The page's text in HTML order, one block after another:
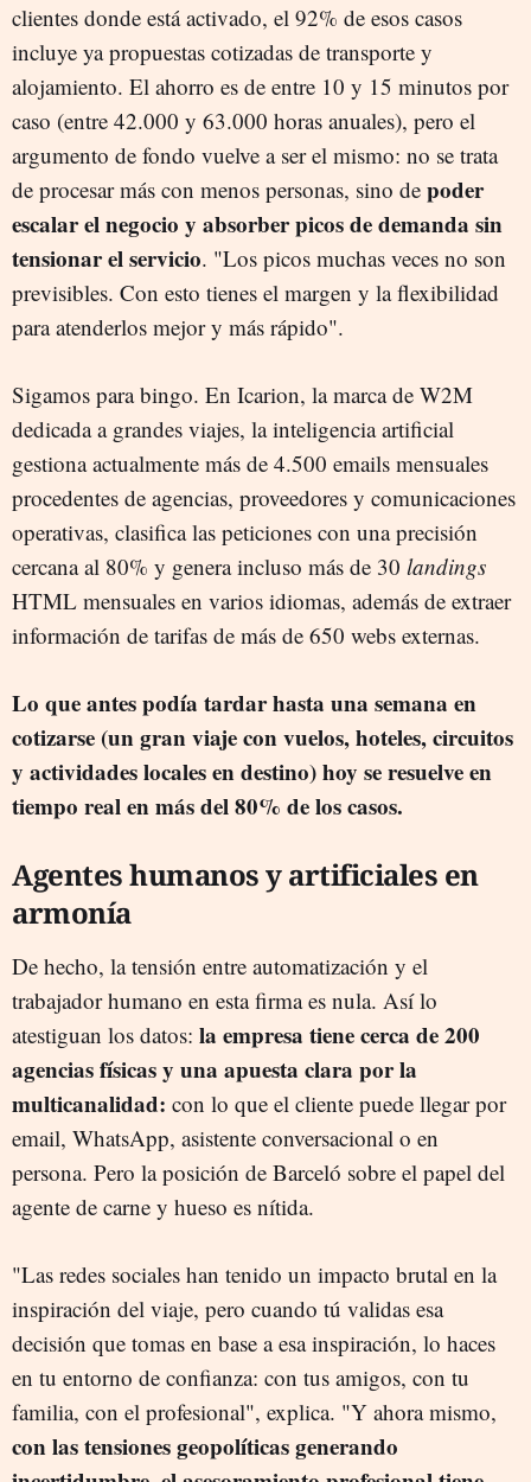
clientes donde está activado, el 92% de esos casos
incluye ya propuestas cotizadas de transporte y
alojamiento. El ahorro es de entre 10 y 15 minutos por
caso (entre 42.000 y 63.000 horas anuales), pero el
argumento de fondo vuelve a ser el mismo: no se trata
de procesar más con menos personas, sino de poder
escalar el negocio y absorber picos de demanda sin
tensionar el servicio. "Los picos muchas veces no son
previsibles. Con esto tienes el margen y la flexibilidad
para atenderlos mejor y más rápido".
Sigamos para bingo. En Icarion, la marca de W2M
dedicada a grandes viajes, la inteligencia artificial
gestiona actualmente más de 4.500 emails mensuales
procedentes de agencias, proveedores y comunicaciones
operativas, clasifica las peticiones con una precisión
cercana al 80% y genera incluso más de 30 landings
HTML mensuales en varios idiomas, además de extraer
información de tarifas de más de 650 webs externas.
Lo que antes podía tardar hasta una semana en
cotizarse (un gran viaje con vuelos, hoteles, circuitos
y actividades locales en destino) hoy se resuelve en
tiempo real en más del 80% de los casos.
Agentes humanos y artificiales en
armonía
De hecho, la tensión entre automatización y el
trabajador humano en esta firma es nula. Así lo
atestiguan los datos: la empresa tiene cerca de 200
agencias físicas y una apuesta clara por la
multicanalidad: con lo que el cliente puede llegar por
email, WhatsApp, asistente conversacional o en
persona. Pero la posición de Barceló sobre el papel del
agente de carne y hueso es nítida.
"Las redes sociales han tenido un impacto brutal en la
inspiración del viaje, pero cuando tú validas esa
decisión que tomas en base a esa inspiración, lo haces
en tu entorno de confianza: con tus amigos, con tu
familia, con el profesional", explica. "Y ahora mismo,
con las tensiones geopolíticas generando